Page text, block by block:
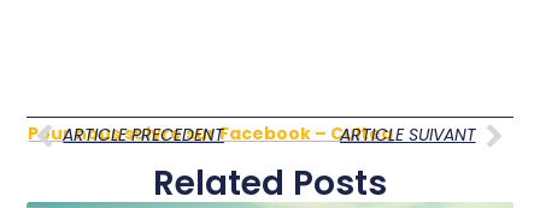
Pour nous suivre sur Facebook – Cultea
ARTICLE PRECEDENT ARTICLE SUIVANT
Related Posts